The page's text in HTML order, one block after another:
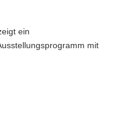
ein
mit